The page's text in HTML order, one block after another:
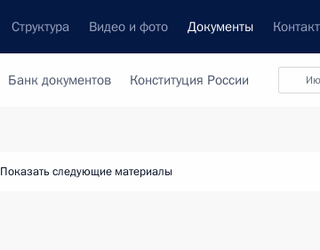
Структура Видео и фото Документы
Банк документов Конституция России
Показать следующие материалы